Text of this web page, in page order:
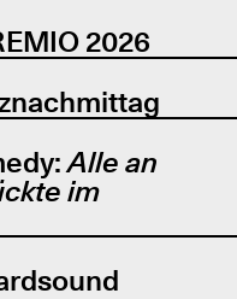
2026
Alle an
im